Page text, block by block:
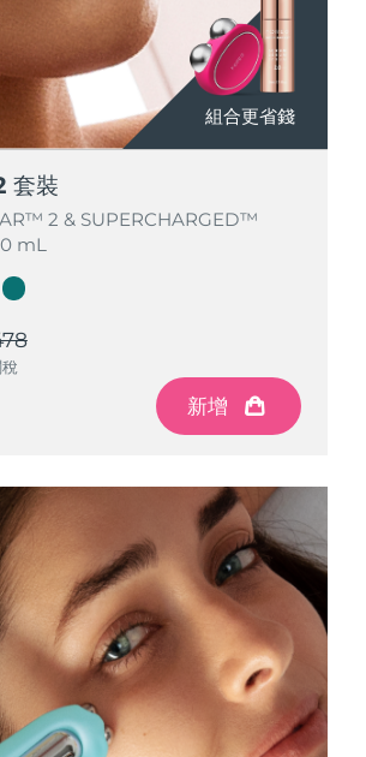
組合更省錢
套裝
2 & SUPERCHARGED™
mL
新增
組合更省錢
套裝
2 & SUPERCHARGED™
mL
新增
組合更省錢
套裝
2 & SUPERCHARGED™
mL
新增
預計送達日期 8/12/26
預計送達日期
預計送達日期
預計送達日期 8/20/26
預計送達日期8/14/26
預計送達日期8/12/26
預計送達日期8/12/26
預計送達日期 8/12/26
預計送達日期8/17/26
預計送達日期 8/16/26